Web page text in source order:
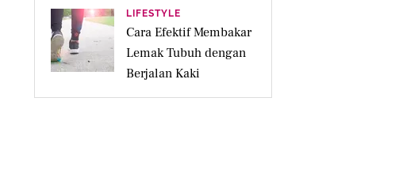
LIFESTYLE
Cara Efektif Membakar
Lemak Tubuh dengan
Berjalan Kaki